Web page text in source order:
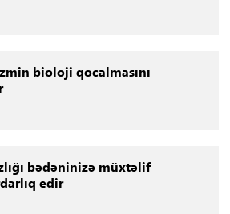
bioloji qocalmasını
bədəninizə müxtəlif
edir